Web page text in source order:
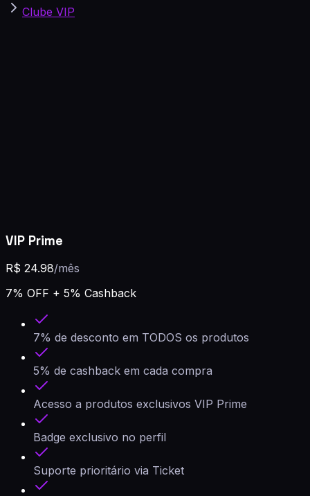
Clube VIP
VIP Prime
R$ 24.98/mês
7% OFF + 5% Cashback
7% de desconto em TODOS os produtos
5% de cashback em cada compra
Acesso a produtos exclusivos VIP Prime
Badge exclusivo no perfil
Suporte prioritário via Ticket